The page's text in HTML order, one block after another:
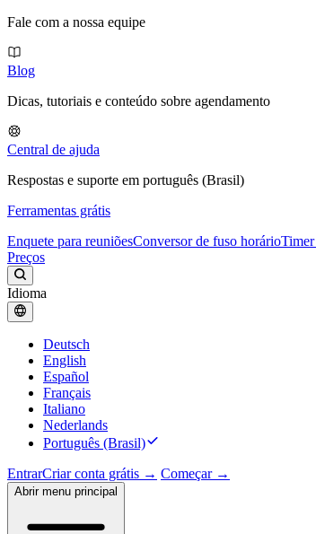
Fale com a nossa equipe
Blog
Dicas, tutoriais e conteúdo sobre agendamento
Central de ajuda
Respostas e suporte em português (Brasil)
Ferramentas grátis
Enquete para reuniõesConversor de fuso horário
Preços
Idioma
Deutsch
English
Español
Français
Italiano
Nederlands
Português (Brasil)
EntrarCriar conta grátis → Começar →
Abrir menu principal